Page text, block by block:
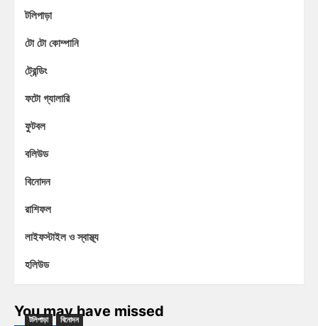
টলিপাড়া
টো টো কোম্পানি
ট্রেন্ডিং
ফটো গ্যালারি
ফুটবল
বলিউড
বিনোদন
রাশিফল
লাইফস্টাইল ও স্বাস্থ্য
হলিউড
You may have missed
টলিপাড়া বিনোদন